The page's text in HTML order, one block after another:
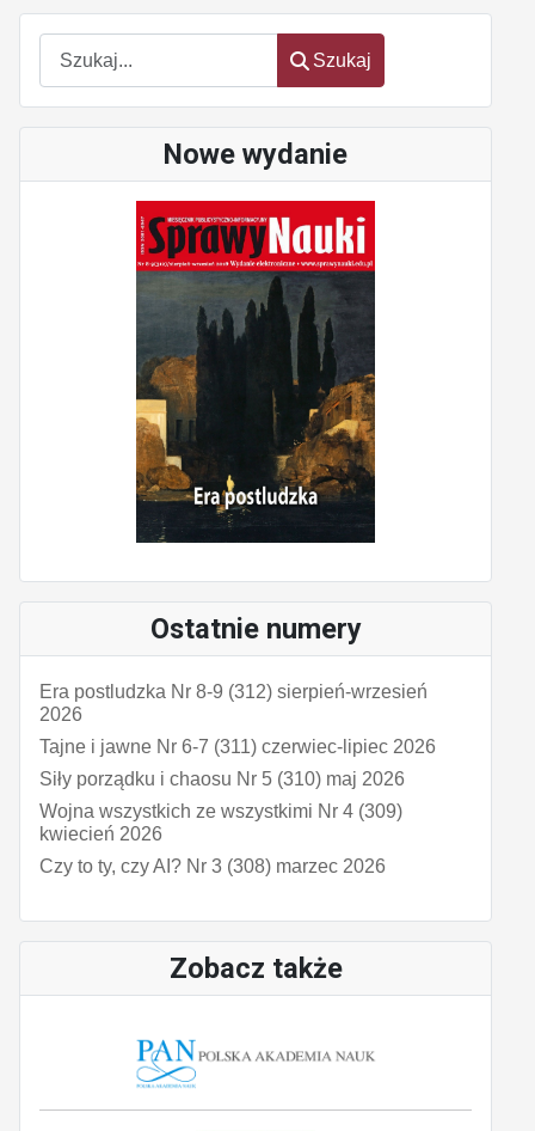
Szukaj
Szukaj
Nowe wydanie
Ostatnie numery
Era postludzka Nr 8-9 (312) sierpień-wrzesień
2026
Tajne i jawne Nr 6-7 (311) czerwiec-lipiec 2026
Siły porządku i chaosu Nr 5 (310) maj 2026
Wojna wszystkich ze wszystkimi Nr 4 (309)
kwiecień 2026
Czy to ty, czy AI? Nr 3 (308) marzec 2026
Zobacz także